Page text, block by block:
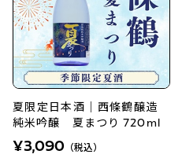
夏限定日本酒｜西條鶴醸造
純米吟醸 夏まつり 720ml
¥3,090 （税込）